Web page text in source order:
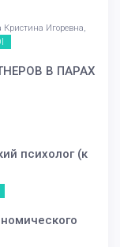
Кристина Игоревна,
В ПАРАХ
психолог (к